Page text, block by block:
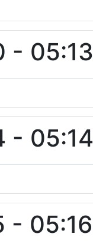
- 05:13
- 05:14
- 05:16